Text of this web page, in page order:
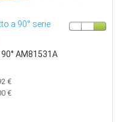
a 90° serie
AM81531A
€
€